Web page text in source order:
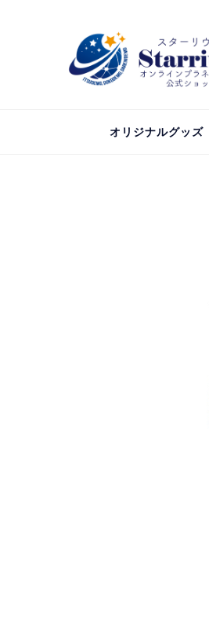
オリジナルグッズ